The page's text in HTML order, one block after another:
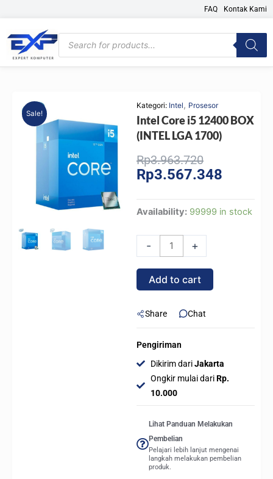
content
FAQ Kontak Kami
Products
search
Sale!
Kategori: Intel, Prosesor
Intel Core i5 12400 BOX
(INTEL LGA 1700)
Rp3.963.720Original
price
Rp3.567.348
Availability: 99999 in stock
-
Intel
12400
BOX
(INTEL
1700)
+
Add to cart
Share Chat
Pengiriman
Dikirim dariJakarta
Ongkir mulai dariRp.
10.000
Lihat Panduan Melakukan
Pembelian
Pelajari lebih lanjut mengenai
langkah melakukan pembelian
produk.